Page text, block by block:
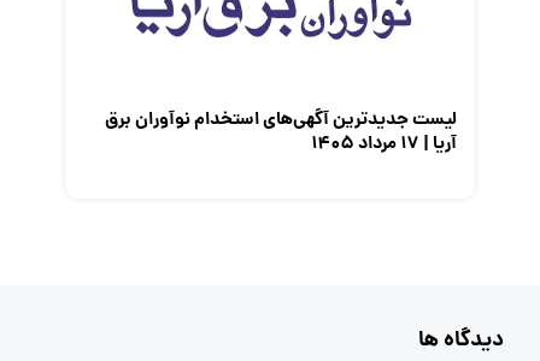
لیست جدیدترین آگهی‌های استخدام نوآوران برق
آریا | ۱۷ مرداد ۱۴۰۵
دیدگاه ها